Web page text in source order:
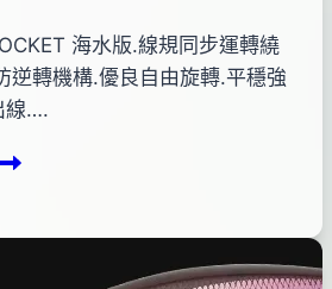
海水版.線規同步運轉繞
逆轉機構.優良自由旋轉.平穩強
線….